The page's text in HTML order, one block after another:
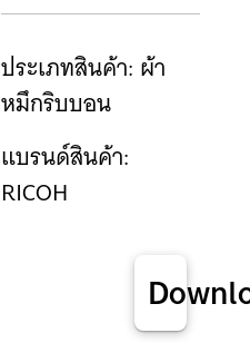
ประเภทสินค้า: ผ้า
หมึกริบบอน
แบรนด์สินค้า:
RICOH